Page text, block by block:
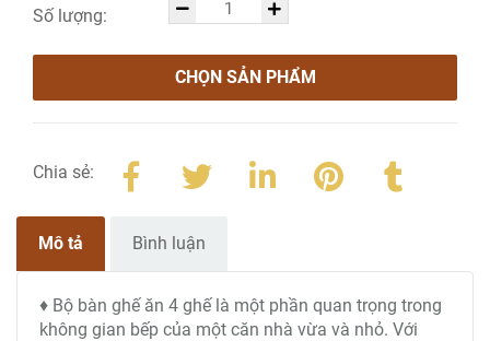
Số lượng:
CHỌN SẢN PHẨM
Chia sẻ:
Mô tả Bình luận
♦ Bộ bàn ghế ăn 4 ghế là một phần quan trọng trong
không gian bếp của một căn nhà vừa và nhỏ. Với